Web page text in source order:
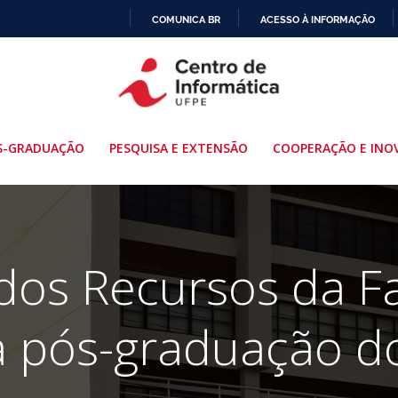
PARA
O
COMUNICA BR ACESSO À INFORMAÇÃO
GRADUAÇÃO PESQUISA E EXTENSÃO COOPERAÇÃO E
Recursos da
graduação